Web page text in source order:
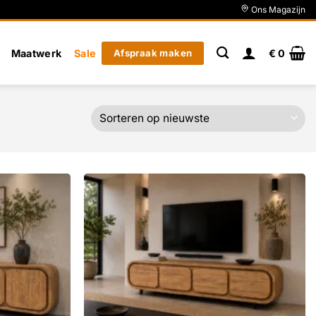
Ons Magazijn
Maatwerk Sale Afspraak maken € 0